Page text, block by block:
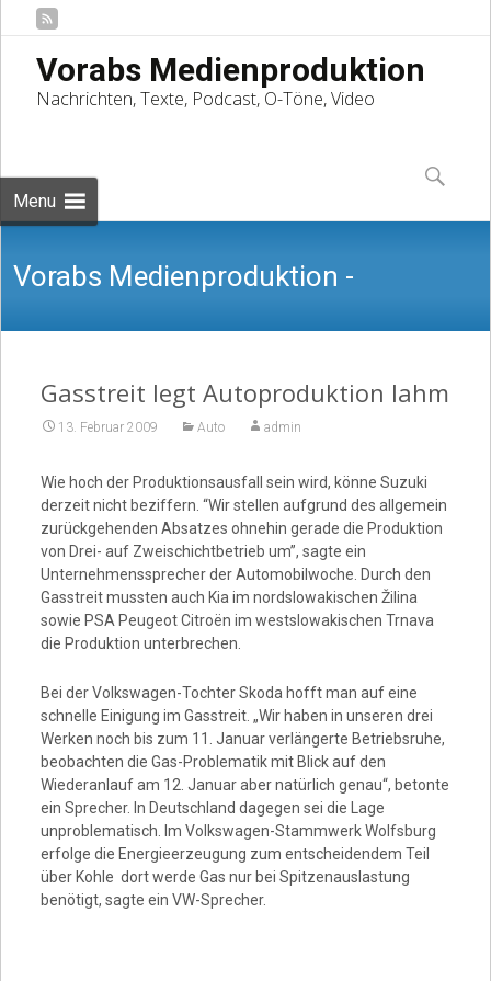
Vorabs Medienproduktion
Nachrichten, Texte, Podcast, O-Töne, Video
Menu
to
content
Suchen
nach:
Vorabs Medienproduktion -
Nachrichten, Texte, Podcast, O-Töne,
Video
Gasstreit legt Autoproduktion lahm
13. Februar 2009 Auto admin
Wie hoch der Produktionsausfall sein wird, könne Suzuki
derzeit nicht beziffern. “Wir stellen aufgrund des allgemein
zurückgehenden Absatzes ohnehin gerade die Produktion
von Drei- auf Zweischichtbetrieb um”, sagte ein
Unternehmenssprecher der Automobilwoche. Durch den
Gasstreit mussten auch Kia im nordslowakischen Žilina
sowie PSA Peugeot Citroën im westslowakischen Trnava
die Produktion unterbrechen.
Bei der Volkswagen-Tochter Skoda hofft man auf eine
schnelle Einigung im Gasstreit. „Wir haben in unseren drei
Werken noch bis zum 11. Januar verlängerte Betriebsruhe,
beobachten die Gas-Problematik mit Blick auf den
Wiederanlauf am 12. Januar aber natürlich genau“, betonte
ein Sprecher. In Deutschland dagegen sei die Lage
unproblematisch. Im Volkswagen-Stammwerk Wolfsburg
erfolge die Energieerzeugung zum entscheidendem Teil
über Kohle ­ dort werde Gas nur bei Spitzenauslastung
benötigt, sagte ein VW-Sprecher.